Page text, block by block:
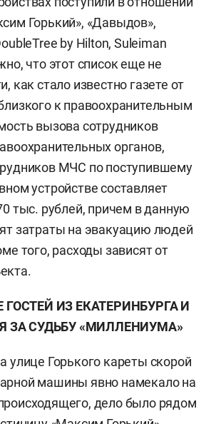
Горький», «Давыдов»,
by Hilton, Suleiman
что этот список еще не
как стало известно газете от
к правоохранительным
вызова сотрудников
органов,
МЧС по поступившему
устройстве составляет
тыс. рублей, причем в данную
затраты на эвакуацию людей
того, расходы зависят от
ГОСТЕЙ ИЗ ЕКАТЕРИНБУРГА И
ЗА СУДЬБУ «МИЛЛЕНИУМА»
улице Горького кареты скорой
машины явно намекало на
дело было рядом